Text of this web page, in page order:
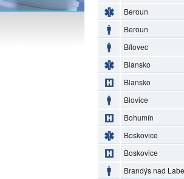
Beroun
Beroun
Bílovec
Blansko
Blansko
Blovice
Bohumín
Boskovice
Boskovice
Brandýs nad